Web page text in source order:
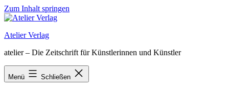
Zum Inhalt springen
Atelier Verlag
atelier – Die Zeitschrift für Künstlerinnen und Künstler
Menü Schließen